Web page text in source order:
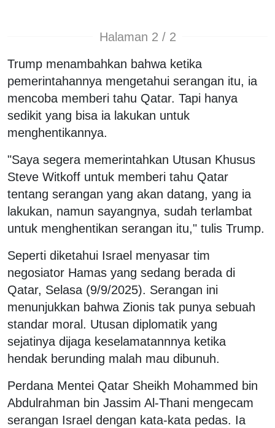
Halaman 2 / 2
Trump menambahkan bahwa ketika
pemerintahannya mengetahui serangan itu, ia
mencoba memberi tahu Qatar. Tapi hanya
sedikit yang bisa ia lakukan untuk
menghentikannya.
"Saya segera memerintahkan Utusan Khusus
Steve Witkoff untuk memberi tahu Qatar
tentang serangan yang akan datang, yang ia
lakukan, namun sayangnya, sudah terlambat
untuk menghentikan serangan itu," tulis Trump.
Seperti diketahui Israel menyasar tim
negosiator Hamas yang sedang berada di
Qatar, Selasa (9/9/2025). Serangan ini
menunjukkan bahwa Zionis tak punya sebuah
standar moral. Utusan diplomatik yang
sejatinya dijaga keselamatannnya ketika
hendak berunding malah mau dibunuh.
Perdana Mentei Qatar Sheikh Mohammed bin
Abdulrahman bin Jassim Al-Thani mengecam
serangan Israel dengan kata-kata pedas. Ia